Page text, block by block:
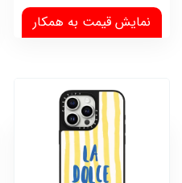
نمایش قیمت به همکار